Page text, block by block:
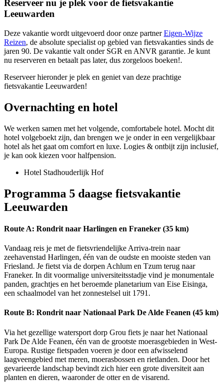
Reserveer nu je plek voor de fietsvakantie
Leeuwarden
Deze vakantie wordt uitgevoerd door onze partnerEigen-Wijze
Reizen, de absolute specialist op gebied van fietsvakanties sinds de
jaren 90. De vakantie valt onder SGR en ANVR garantie. Je kunt
nu reserveren en betaalt pas later, dus zorgeloos boeken!.
Reserveer hieronder je plek en geniet van deze prachtige
fietsvakantie Leeuwarden!
Overnachting en hotel
We werken samen met het volgende, comfortabele hotel. Mocht dit
hotel volgeboekt zijn, dan brengen we je onder in een vergelijkbaar
hotel als het gaat om comfort en luxe. Logies & ontbijt zijn inclusief,
je kan ook kiezen voor halfpension.
Hotel Stadhouderlijk Hof
Programma 5 daagse fietsvakantie
Leeuwarden
Route A: Rondrit naar Harlingen en Franeker (35 km)
Vandaag reis je met de fietsvriendelijke Arriva-trein naar
zeehavenstad Harlingen, één van de oudste en mooiste steden van
Friesland. Je fietst via de dorpen Achlum en Tzum terug naar
Franeker. In dit voormalige universiteitsstadje vind je monumentale
panden, grachtjes en het beroemde planetarium van Eise Eisinga,
een schaalmodel van het zonnestelsel uit 1791.
Route B: Rondrit naar Nationaal Park De Alde Feanen (45 km)
Via het gezellige watersport dorp Grou fiets je naar het Nationaal
Park De Alde Feanen, één van de grootste moerasgebieden in West-
Europa. Rustige fietspaden voeren je door een afwisselend
laagveengebied met meren, moerasbossen en rietlanden. Door het
gevarieerde landschap bevindt zich hier een grote diversiteit aan
planten en dieren, waaronder de otter en de visarend.